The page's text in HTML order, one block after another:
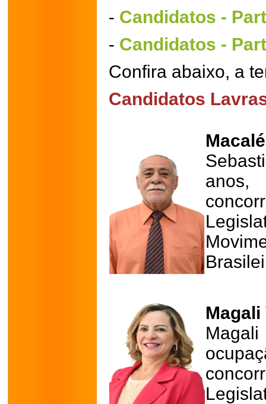
- Candidatos -
- Candidatos -
Confira abaixo, a
Candidatos
Magali